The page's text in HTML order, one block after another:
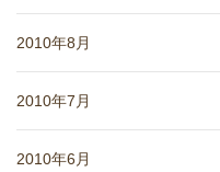
2010年8月
2010年7月
2010年6月